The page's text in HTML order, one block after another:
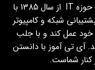
گروه فنی و مهندسی ایتی اموز ارئه دهنده خدمات حوزه IT از سال 1385 با
شبکه و کامپیوتر
خود عمل کند و با جلب
آی تی آموز با دانستن
شماست.